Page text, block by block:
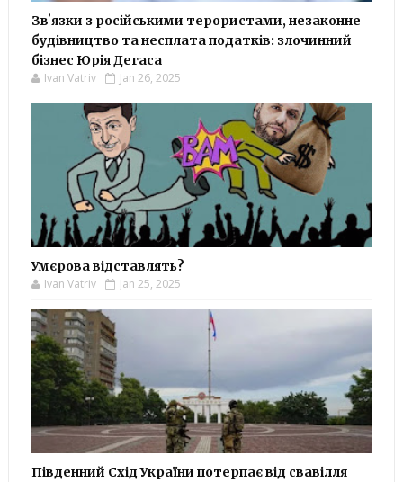
Звʼязки з російськими терористами, незаконне
будівництво та несплата податків: злочинний
бізнес Юрія Дегаса
Ivan Vatriv Jan 26, 2025
Умєрова відставлять?
Ivan Vatriv Jan 25, 2025
Південний Схід України потерпає від свавілля